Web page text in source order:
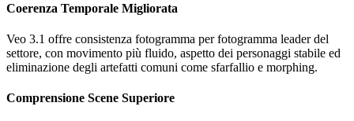
Coerenza Temporale Migliorata
Veo 3.1 offre consistenza fotogramma per fotogramma leader del
settore, con movimento più fluido, aspetto dei personaggi stabile ed
eliminazione degli artefatti comuni come sfarfallio e morphing.
Comprensione Scene Superiore